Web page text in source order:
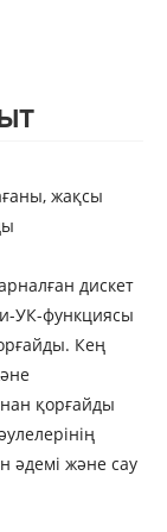
жақсы
дискет
УК-функциясы
Кең
қорғайды
әдемі және сау